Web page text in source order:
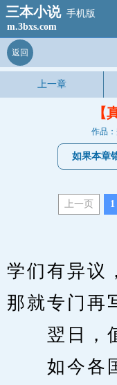
三本小说 手机版
m.3bxs.com
返回
上一章
【
作品
如果本章
上一页 1
学们有异议
那就专门再
翌日，值
如今各国